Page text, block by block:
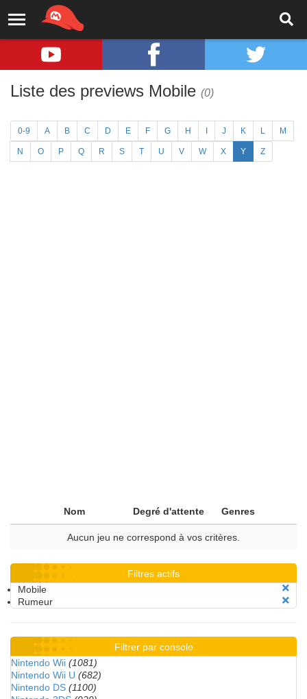
Liste des previews Mobile (0)
0-9 A B C D E F G H J K L M
N O P Q R S T U V W X Y Z
Nom Degré d'attente Genres
Aucun jeu ne correspond à vos critères.
Filtres actifs
Mobile
Rumeur
Filtrer par console
Nintendo Wii (1081)
Nintendo Wii U (682)
Nintendo DS (1100)